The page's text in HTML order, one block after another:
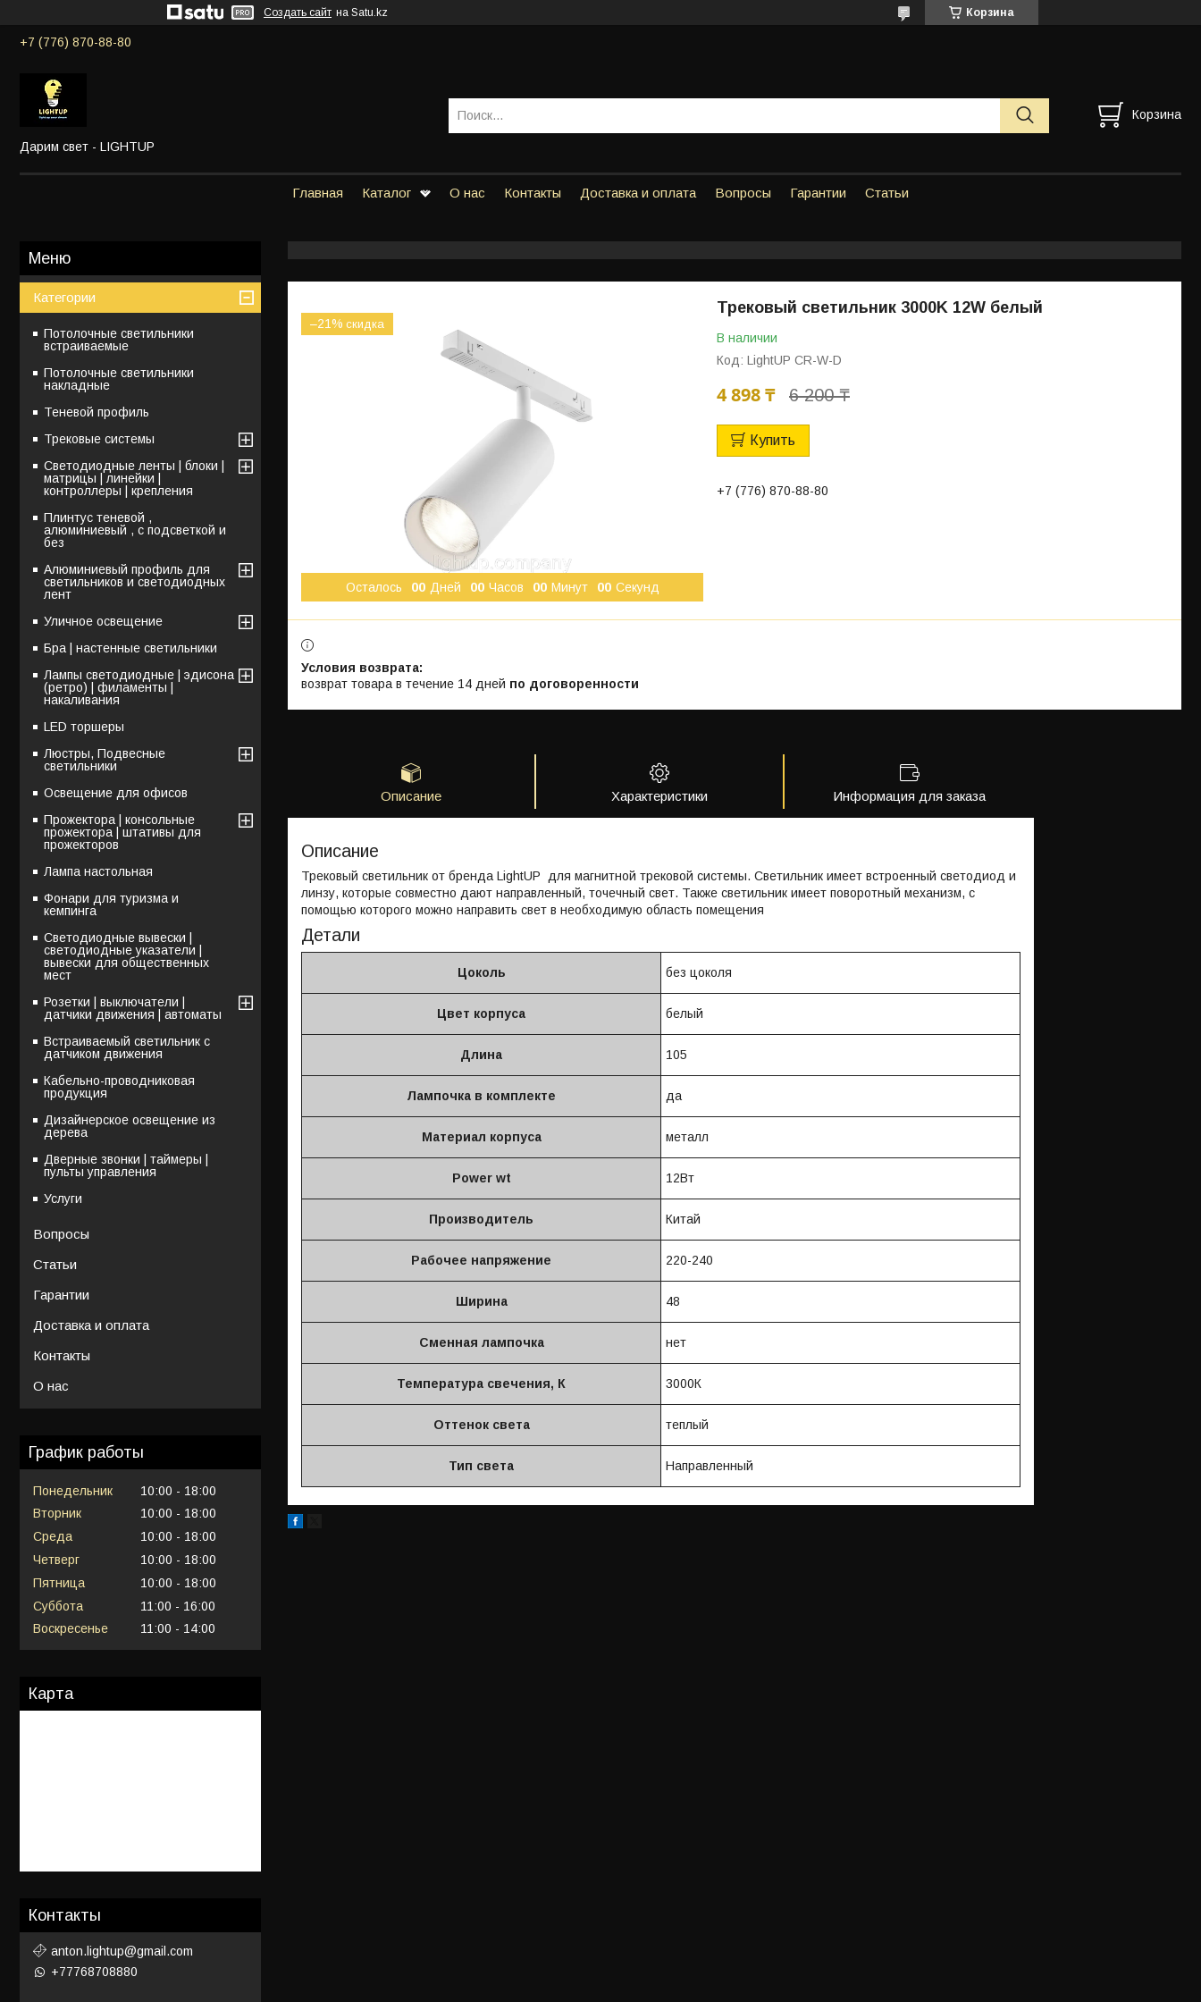
Создать сайт на Satu.kz Корзина
+7 (776) 870-88-80
Дарим свет - LIGHTUP
Корзина
Главная Каталог О нас Контакты Доставка и оплата Вопросы Гарантии Статьи
–21%
Осталось 00 Дней 00 Часов 00 Минут 00 Секунд
Трековый светильник 3000K 12W белый
В наличии
Код: LightUP CR-W-D
6 200 ₸
4 898 ₸
Купить
+7 (776) 870-88-80
возврат товара в течение 14 дней по договоренности
Описание Характеристики Информация для заказа
Описание
Трековый светильник от бренда LightUP для магнитной трековой системы. Светильник имеет встроенный светодиод и
линзу, которые совместно дают направленный, точечный свет. Также светильник имеет поворотный механизм, с
помощью которого можно направить свет в необходимую область помещения
Детали
Цоколь без цоколя
Цвет корпуса белый
Длина 105
Лампочка в комплекте да
Материал корпуса металл
Power wt 12Вт
Производитель Китай
Рабочее напряжение 220-240
Ширина 48
Сменная лампочка нет
Температура свечения, К 3000К
Оттенок света теплый
Тип света Направленный
Категории
Потолочные светильники
встраиваемые
Потолочные светильники
накладные
Теневой профиль
Трековые системы
Светодиодные ленты | блоки |
матрицы | линейки |
контроллеры | крепления
Плинтус теневой ,
алюминиевый , с подсветкой и
без
Алюминиевый профиль для
светильников и светодиодных
лент
Уличное освещение
Бра | настенные светильники
Лампы светодиодные | эдисона
(ретро) | филаменты |
накаливания
LED торшеры
Люстры, Подвесные
светильники
Освещение для офисов
Прожектора | консольные
прожектора | штативы для
прожекторов
Лампа настольная
Фонари для туризма и
кемпинга
Светодиодные вывески |
светодиодные указатели |
вывески для общественных
мест
Розетки | выключатели |
датчики движения | автоматы
Встраиваемый светильник с
датчиком движения
Кабельно-проводниковая
продукция
Дизайнерское освещение из
дерева
Дверные звонки | таймеры |
пульты управления
Услуги
Вопросы
Статьи
Гарантии
Доставка и оплата
Контакты
О нас
График работы
Понедельник 10:00
18:00
Вторник
10:00
18:00
Среда
10:00
18:00
Четверг
10:00
18:00
Пятница
10:00
18:00
Суббота
11:00
16:00
Воскресенье
11:00 14:00
Карта
Контакты
anton.lightup@gmail.com
+77768708880